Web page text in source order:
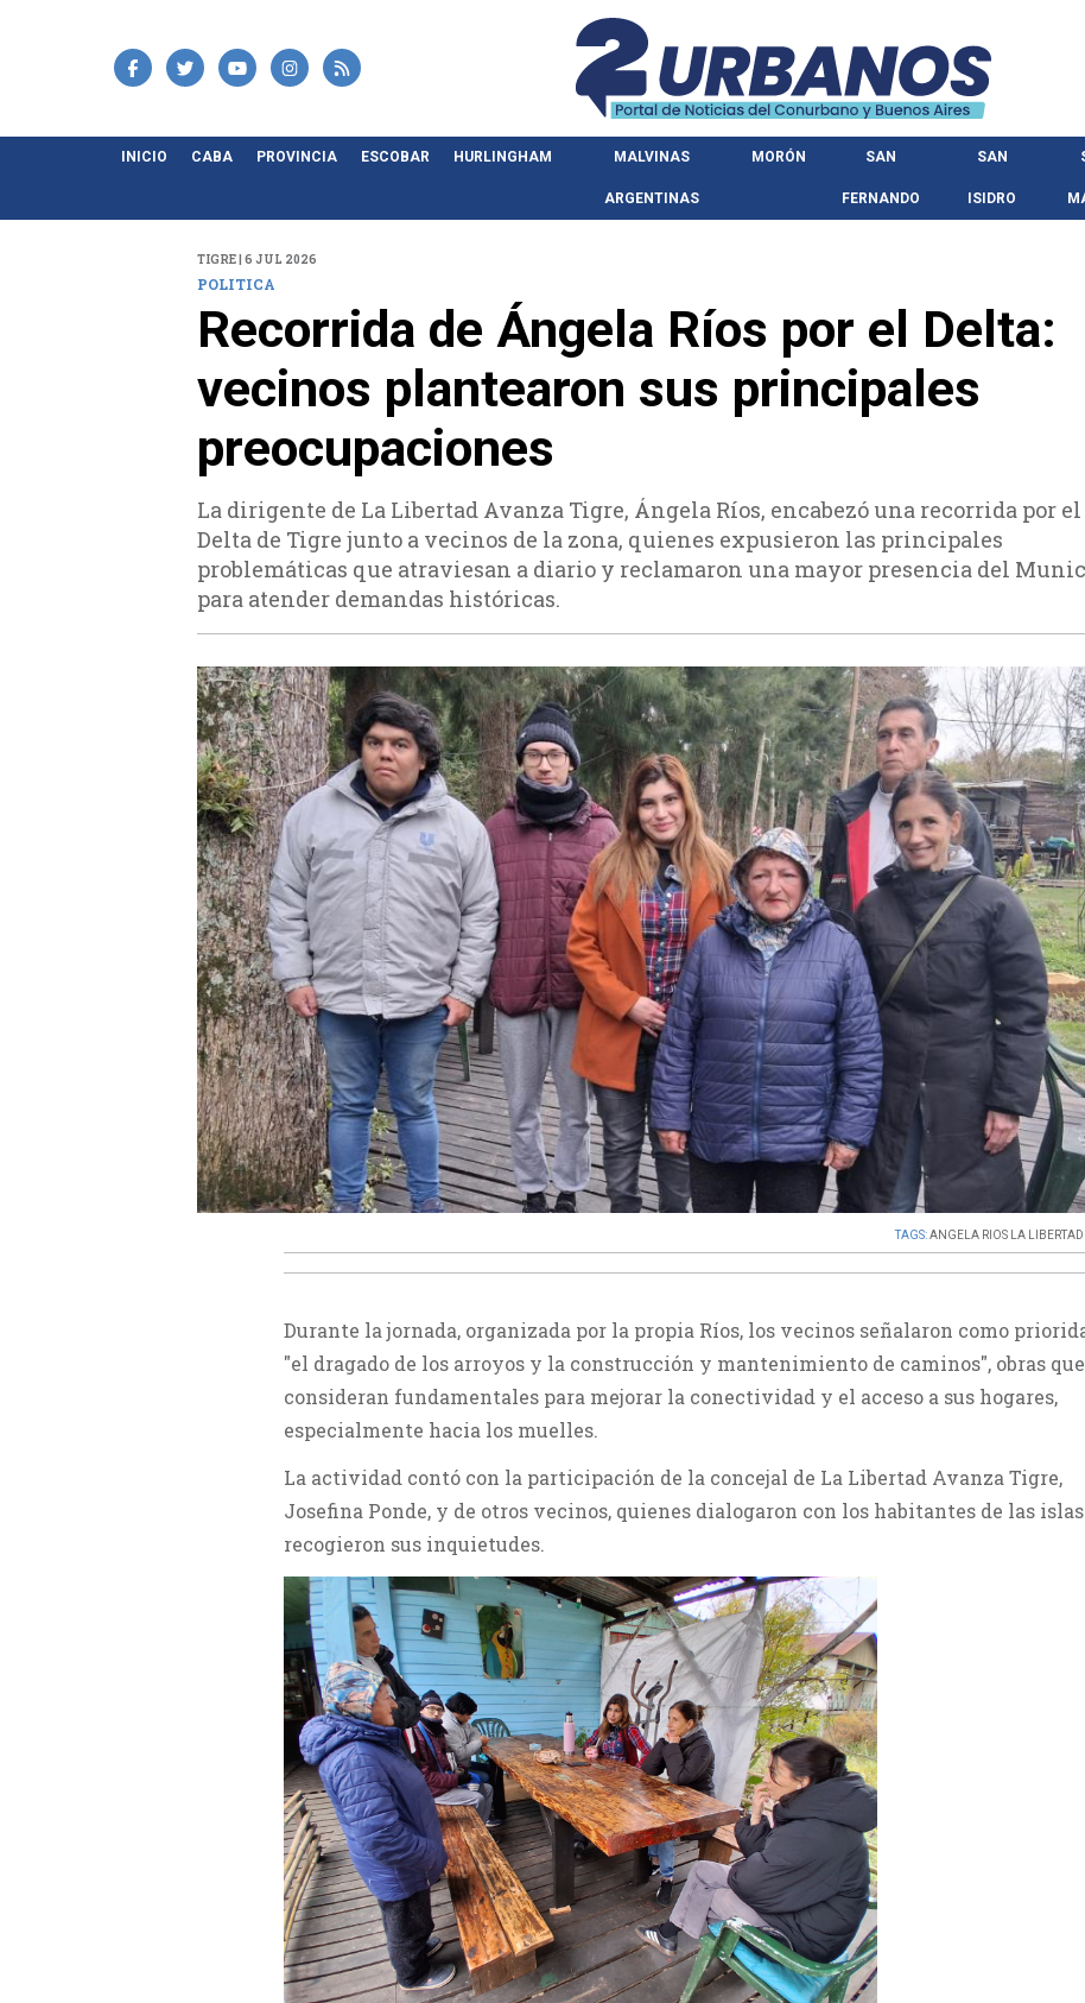
INICIO CABA PROVINCIA ESCOBAR HURLINGHAM MALVINAS
ARGENTINAS
MORÓN SAN
FERNANDO
SAN
ISIDRO
TIGRE | 6 JUL 2026
POLITICA
Recorrida de Ángela Ríos por el Delta:
vecinos plantearon sus principales
preocupaciones
La dirigente de La Libertad Avanza Tigre, Ángela Ríos, encabezó una recorrida por el
Delta de Tigre junto a vecinos de la zona, quienes expusieron las principales
problemáticas que atraviesan a diario y reclamaron una mayor presencia del
para atender demandas históricas.
TAGS:ANGELA RIOS LA
Durante la jornada, organizada por la propia Ríos, los vecinos señalaron como
"el dragado de los arroyos y la construcción y mantenimiento de caminos", obras que
consideran fundamentales para mejorar la conectividad y el acceso a sus hogares,
especialmente hacia los muelles.
La actividad contó con la participación de la concejal de La Libertad Avanza Tigre,
Josefina Ponde, y de otros vecinos, quienes dialogaron con los habitantes de las
recogieron sus inquietudes.